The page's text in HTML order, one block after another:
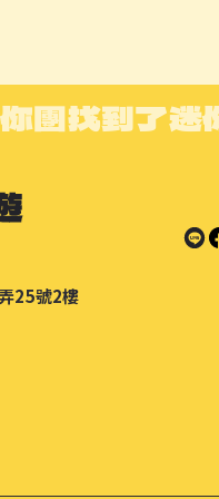
團找到了迷
25號2樓